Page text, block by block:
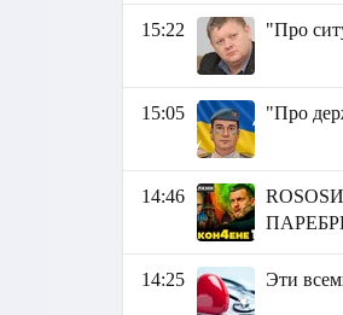
15:22 "Про
15:05 "Про
14:46
14:25 Эти